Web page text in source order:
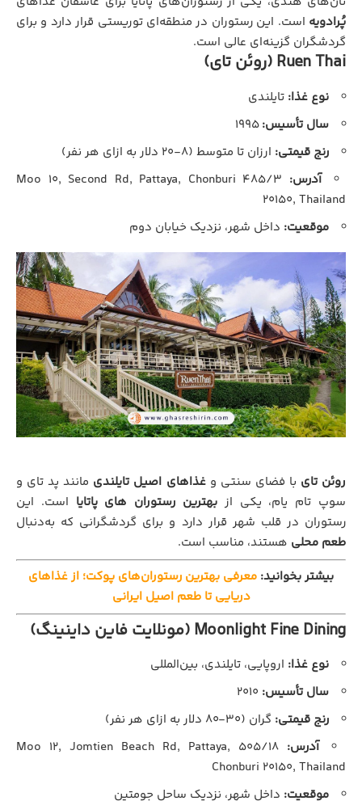
پُرادویه است. این رستوران در منطقه‌ای توریستی قرار دارد و برای
گردشگران گزینه‌ای عالی است.
Ruen Thai (روئن تای)
نوع غذا: تایلندی
سال تأسیس:۱۹۹۵
رنج قیمتی: ارزان تا متوسط (۸-۲۰ دلار به ازای هر نفر)
آدرس:
۴۸۵/۳ Moo ۱۰, Second Rd, Pattaya, Chonburi
۲۰۱۵۰, Thailand
موقعیت: داخل شهر، نزدیک خیابان دوم
روئن تای با فضای سنتی وغذاهای اصیل تایلندی مانند پد تای و
سوپ تام یام، یکی از بهترین رستوران های پاتایا است. این
رستوران در قلب شهر قرار دارد و برای گردشگرانی که به‌دنبال
طعم محلی هستند، مناسب است.
بیشتر بخوانید: معرفی بهترین رستوران‌های پوکت؛ از غذاهای
دریایی تا طعم اصیل ایرانی
Moonlight Fine Dining (مونلایت فاین داینینگ)
نوع غذا: اروپایی، تایلندی، بین‌المللی
سال تأسیس:
رنج قیمتی: گران (۳۰-۸۰ دلار به ازای هر نفر)
آدرس:
۵۰۵/۱۸ Moo ۱۲, Jomtien Beach Rd, Pattaya,
Chonburi ۲۰۱۵۰, Thailand
موقعیت: داخل شهر، نزدیک ساحل جومتین